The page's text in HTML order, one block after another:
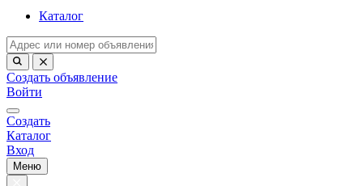
Каталог
Создать объявление
Войти
Создать
Каталог
Вход
Меню